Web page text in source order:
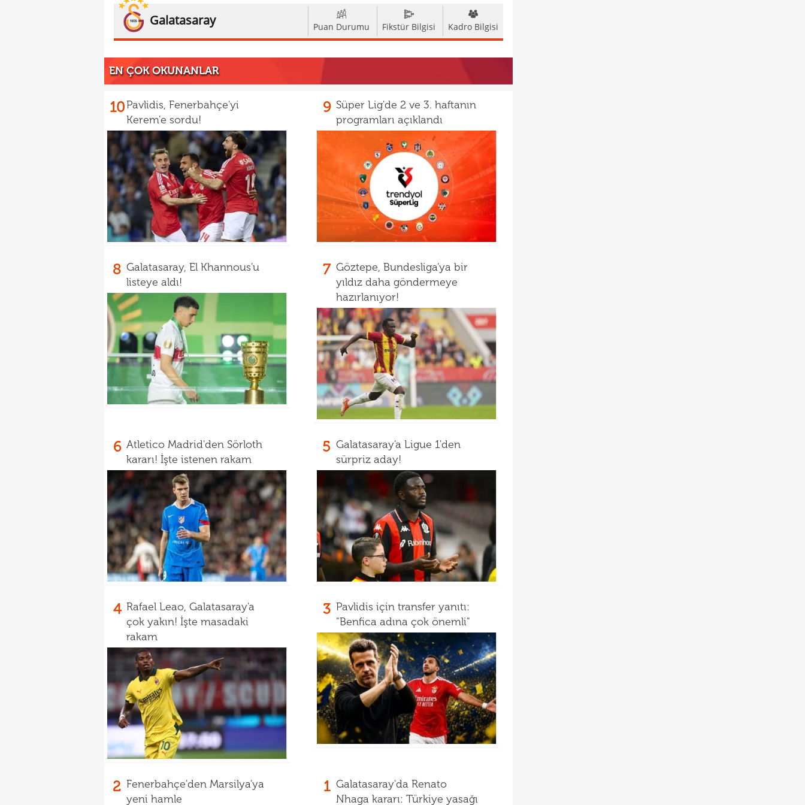
Galatasaray Puan Durumu Fikstür Bilgisi Kadro Bilgisi
EN ÇOK OKUNANLAR
10Pavlidis, Fenerbahçe'yi
Kerem'e sordu!
9 Süper Lig'de 2 ve 3. haftanın
programları açıklandı
8 Galatasaray, El Khannous'u
listeye aldı!
7 Göztepe, Bundesliga'ya bir
yıldız daha göndermeye
hazırlanıyor!
6 Atletico Madrid'den Sörloth
kararı! İşte istenen rakam
5 Galatasaray'a Ligue 1'den
sürpriz aday!
4 Rafael Leao, Galatasaray'a
çok yakın! İşte masadaki
rakam
3 Pavlidis için transfer yanıtı:
"Benfica adına çok önemli"
2 Fenerbahçe'den Marsilya'ya
yeni hamle
1 Galatasaray'da Renato
Nhaga kararı: Türkiye yasağı